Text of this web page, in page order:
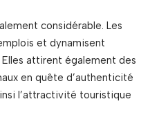
considérable. Les
et dynamisent
attirent également des
en quête d’authenticité
l’attractivité touristique